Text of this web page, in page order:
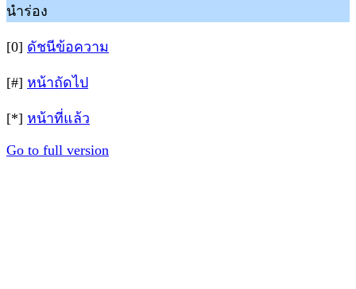
นำร่อง
[0] ดัชนีข้อความ
[#] หน้าถัดไป
[*] หน้าที่แล้ว
Go to full version